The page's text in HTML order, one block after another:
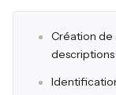
Création de
descriptions